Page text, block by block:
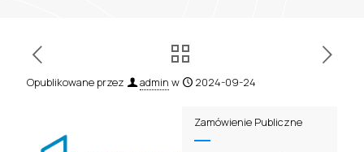
Opublikowane przez admin w 2024-09-24
Zamówienie Publiczne